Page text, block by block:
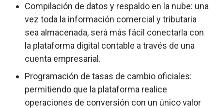
Compilación de datos y respaldo en la nube: una
vez toda la información comercial y tributaria
sea almacenada, será más fácil conectarla con
la plataforma digital contable a través de una
cuenta empresarial.
Programación de tasas de cambio oficiales:
permitiendo que la plataforma realice
operaciones de conversión con un único valor